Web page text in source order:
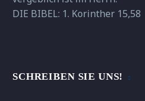
DIE BIBEL: 1. Korinther 15,58
SCHREIBEN SIE UNS!